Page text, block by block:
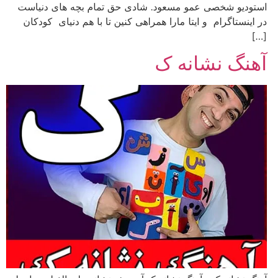
استودیو شخصی عمو مسعود. شادی حق تمام بچه های دنیاست
در اینستاگرام و ایتا مارا همراهی کنین تا با هم دنیای کودکان
[…]
آهنگ نشانه ک